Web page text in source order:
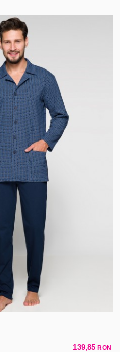
139,85 RON